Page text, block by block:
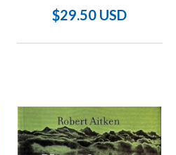
$29.50 USD